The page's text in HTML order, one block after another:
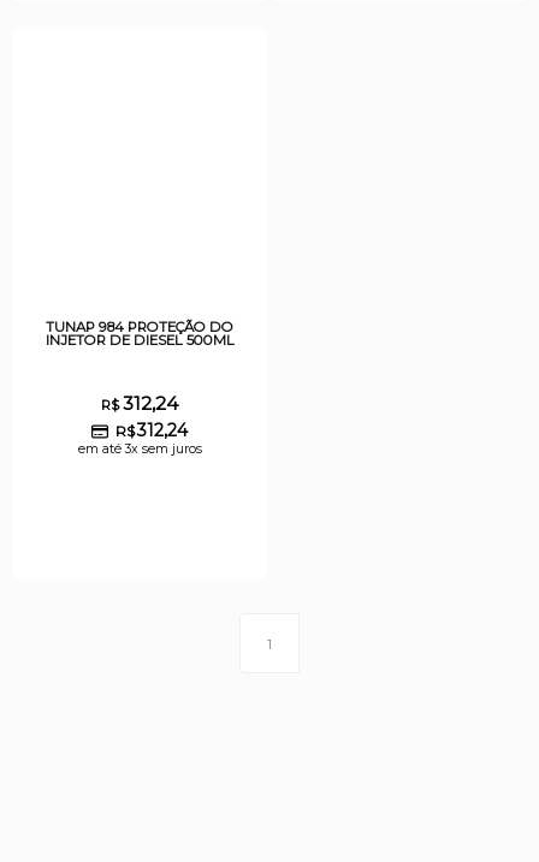
TUNAP 984 PROTEÇÃO DO
INJETOR DE DIESEL 500ML
R$312,24
R$312,24
em até 3x sem juros
1